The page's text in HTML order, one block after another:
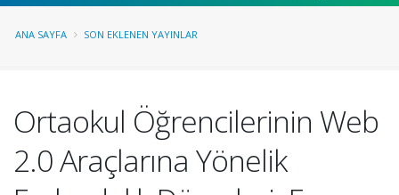
ANA SAYFA SON EKLENEN YAYINLAR
Ortaokul Öğrencilerinin Web
2.0 Araçlarına Yönelik